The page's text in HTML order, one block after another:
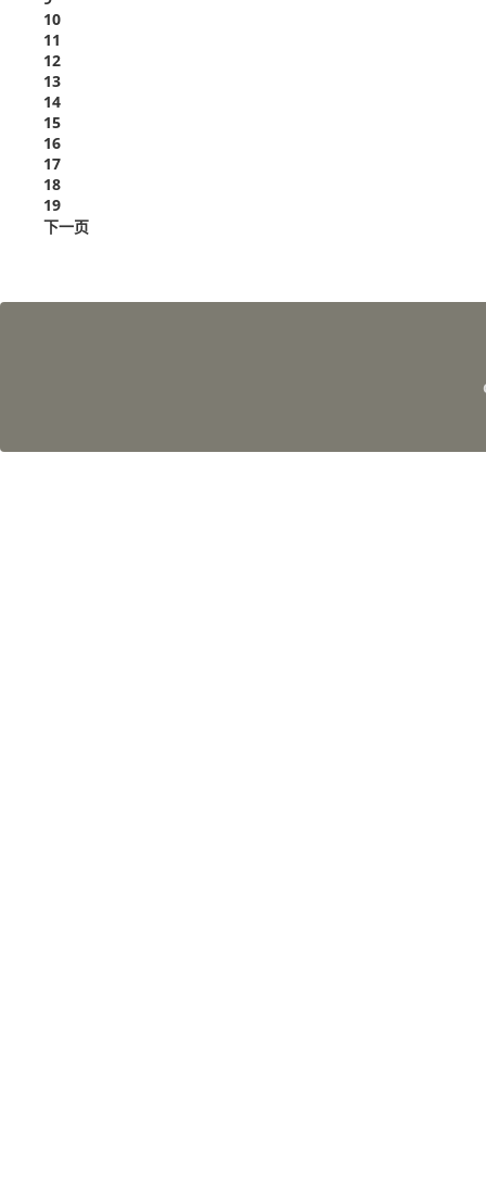
10
11
12
13
14
15
16
17
18
19
下一页